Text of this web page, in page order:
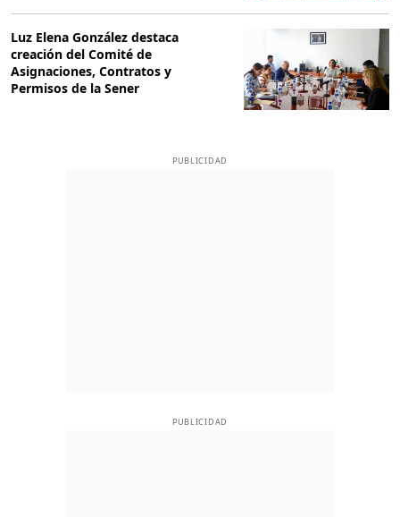
Luz Elena González destaca
creación del Comité de
Asignaciones, Contratos y
Permisos de la Sener
PUBLICIDAD
PUBLICIDAD